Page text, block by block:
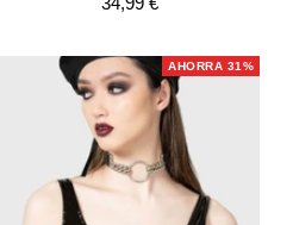
venta
AHORRA 31%